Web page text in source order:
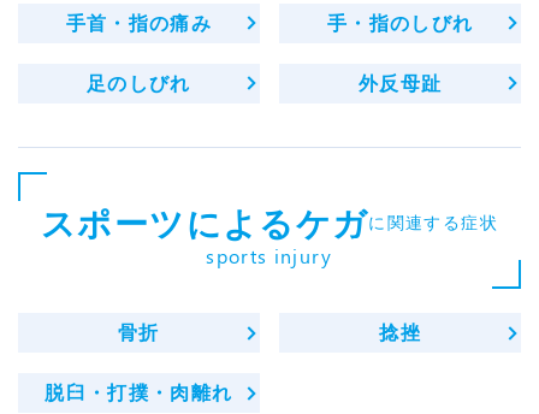
手首・指の痛み 手・指のしびれ
足のしびれ 外反母趾
スポーツによるケガに関連する症状
sports injury
骨折 捻挫
脱臼・打撲・肉離れ